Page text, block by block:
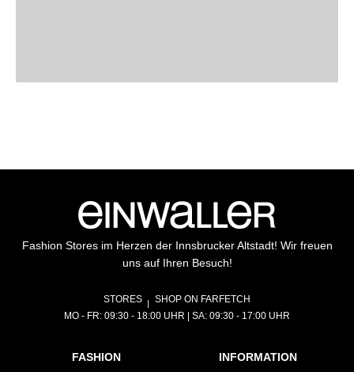
Fashion Stores im Herzen der Innsbrucker Altstadt! Wir freuen
uns auf Ihren Besuch!
STORES
SHOP ON FARFETCH
MO - FR: 09:30 - 18:00 UHR | SA: 09:30 - 17:00 UHR
FASHION INFORMATION